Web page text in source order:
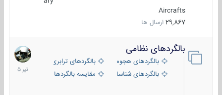
Aircrafts
29,867 ارسال ها
بالگردهای نظامی
بالگردهای هجومی
بالگردهای ترابری
بالگردهای شناسایی
مقایسه بالگردها
22
تیر
1405